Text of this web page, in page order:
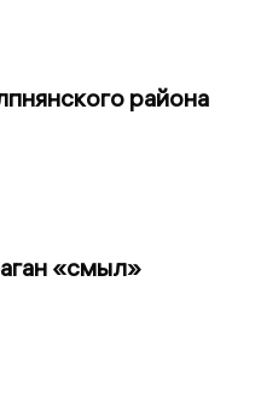
района
«смыл»